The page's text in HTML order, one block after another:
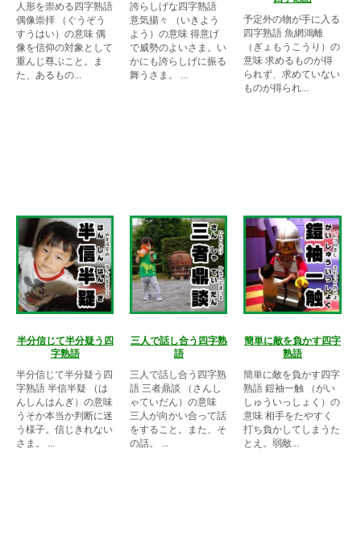
人形を崇める四字熟語
偶像崇拝 （ぐうぞう
すうはい）の意味 偶
像を信仰の対象として
重んじ尊ぶこと。ま
た、あるもの...
誇らしげな四字熟語
意気揚々 （いきよう
よう）の意味 得意げ
で威勢のよいさま。い
かにも誇らしげに振る
舞うさま。 ...
予定外の物が手に入る
四字熟語 魚網鴻離
（ぎょもうこうり）の
意味 求めるものが得
られず、求めていない
ものが得られ...
半分信じて半分疑う四
字熟語
半分信じて半分疑う四
字熟語 半信半疑 （は
んしんはんぎ）の意味
うそか本当か判断に迷
う様子。信じきれない
さま。 ...
三人で話し合う四字熟
語
三人で話し合う四字熟
語 三者鼎談 （さんし
ゃていだん）の意味
三人が向かい合って話
をすること。また、そ
の話。 ...
簡単に敵を負かす四字
熟語
簡単に敵を負かす四字
熟語 鎧袖一触 （がい
しゅういっしょく）の
意味 相手をたやすく
打ち負かしてしまうた
とえ。弱敵...